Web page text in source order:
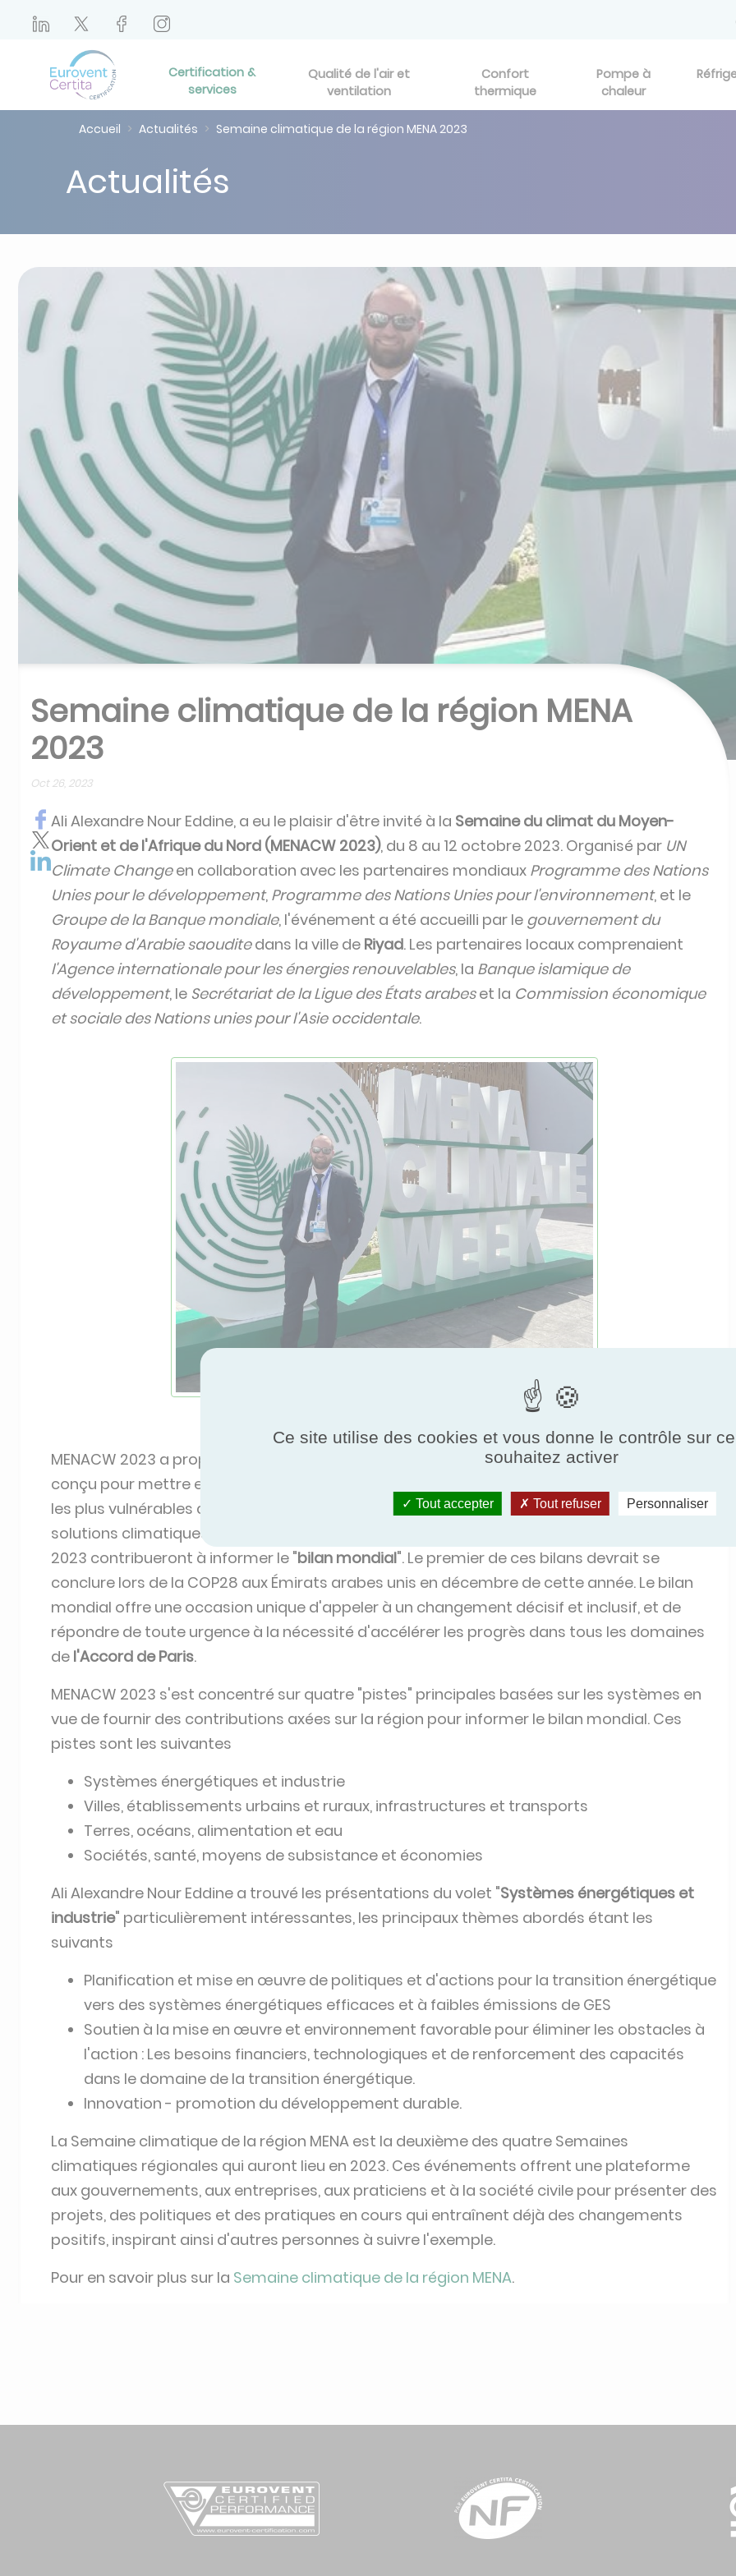
Certification &
services
Qualité de l'air et
ventilation
Confort
thermique
Pompe à
chaleur
Accueil Actualités Semaine climatique de la région MENA 2023
Actualités
Semaine climatique de la région MENA
2023
Oct 26, 2023
Ali Alexandre Nour Eddine, a eu le plaisir d'être invité à la Semaine du climat du Moyen-
Orient et de l'Afrique du Nord (MENACW 2023), du 8 au 12 octobre 2023. Organisé par UN
Climate Changeen collaboration avec les partenaires mondiaux Programme des Nations
Unies pour le développement, Programme des Nations Unies pour l'environnement, et le
Groupe de la Banque mondiale, l'événement a été accueilli par le gouvernement du
Royaume d'Arabie saouditedans la ville de Riyad. Les partenaires locaux comprenaient
l'Agence internationale pour les énergies renouvelables, la Banque islamique de
développement, le Secrétariat de la Ligue des États arabeset la Commission économique
et sociale des Nations unies pour l'Asie occidentale.
Ali Alexandre Nour Eddine à la Semaine climatique de la région MENA
MENACW 2023 a proposé un programme chargé d'événements tout au long des cinq jours,
conçu pour mettre en lumière les défis et les solutions dans une région qui compte parmi
les plus vulnérables aux effets du
changement climatique. Dans le but de discuter des
solutions climatiques avant la
2023 contribueront à informer le "bilan mondial". Le premier de ces bilans devrait se
conclure lors de la COP28 aux Émirats arabes unis en décembre de cette année. Le bilan
mondial offre une occasion unique d'appeler à un changement décisif et inclusif, et de
répondre de toute urgence à la nécessité d'accélérer les progrès dans tous les domaines
de l'Accord de Paris.
MENACW 2023 s'est concentré sur quatre "pistes" principales basées sur les systèmes en
vue de fournir des contributions axées sur la région pour informer le bilan mondial. Ces
pistes sont les suivantes
Systèmes énergétiques et industrie
Villes, établissements urbains et ruraux, infrastructures et transports
Terres, océans, alimentation et eau
Sociétés, santé, moyens de subsistance et économies
Ali Alexandre Nour Eddine a trouvé les présentations du volet "Systèmes énergétiques et
industrie" particulièrement intéressantes, les principaux thèmes abordés étant les
suivants
Planification et mise en œuvre de politiques et d'actions pour la transition énergétique
vers des systèmes énergétiques efficaces et à faibles émissions de GES
Soutien à la mise en œuvre et environnement favorable pour éliminer les obstacles à
l'action : Les besoins financiers, technologiques et de renforcement des capacités
dans le domaine de la transition énergétique.
Innovation - promotion du développement durable.
La Semaine climatique de la région MENA est la deuxième des quatre Semaines
climatiques régionales qui auront lieu en 2023. Ces événements offrent une plateforme
aux gouvernements, aux entreprises, aux praticiens et à la société civile pour présenter des
projets, des politiques et des pratiques en cours qui entraînent déjà des changements
positifs, inspirant ainsi d'autres personnes à suivre l'exemple.
Pour en savoir plus sur la Semaine climatique de la région MENA.
Ce site utilise des cookies et vous donne le contrôle sur
souhaitez activer
Tout accepter Tout refuser Personnaliser